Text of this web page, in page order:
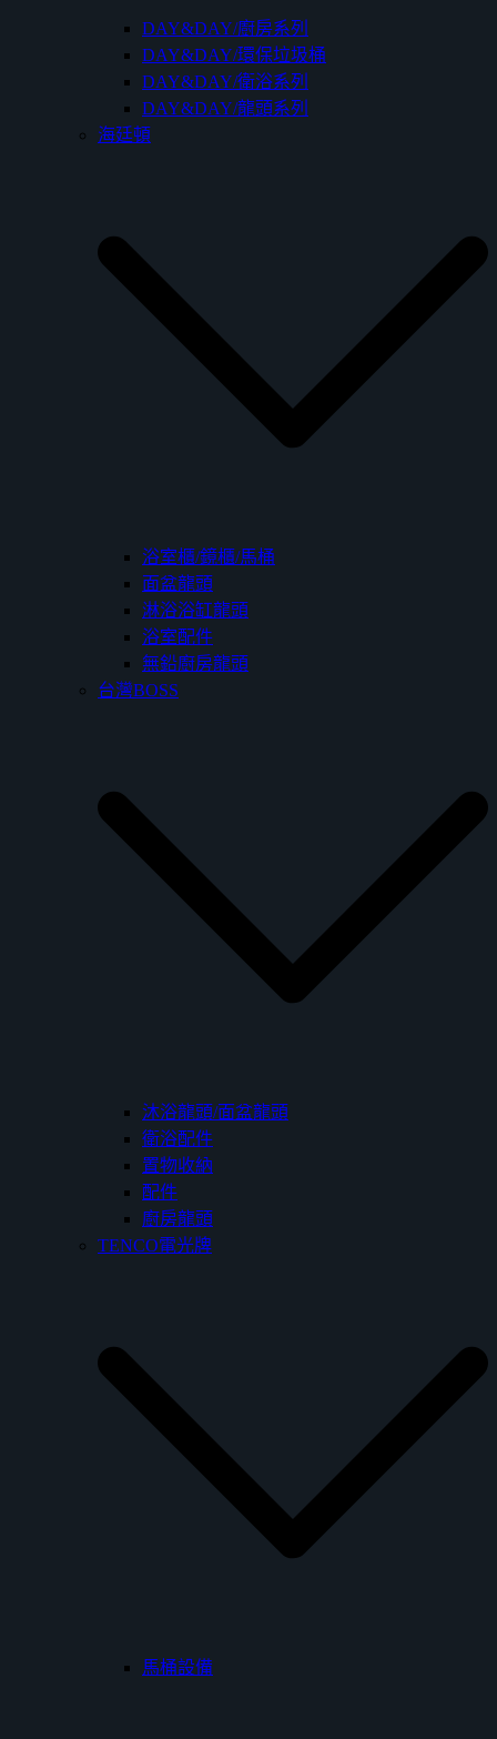
DAY&DAY/廚房系列
DAY&DAY/環保垃圾桶
DAY&DAY/衛浴系列
DAY&DAY/龍頭系列
海廷頓
浴室櫃/鏡櫃/馬桶
面盆龍頭
淋浴浴缸龍頭
浴室配件
無鉛廚房龍頭
台灣BOSS
沐浴龍頭/面盆龍頭
衛浴配件
置物收納
配件
廚房龍頭
TENCO電光牌
馬桶設備